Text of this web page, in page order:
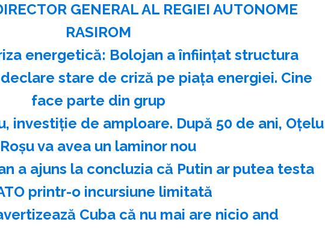
GENERAL AL REGIEI AUTONOME
RASIROM
energetică: Bolojan a înființat structura
stare de criză pe piața energiei. Cine
face parte din grup
investiție de amploare. După 50 de ani, Oțelu
Roșu va avea un laminor nou
a ajuns la concluzia că Putin ar putea testa
printr-o incursiune limitată
Cuba că nu mai are nicio and